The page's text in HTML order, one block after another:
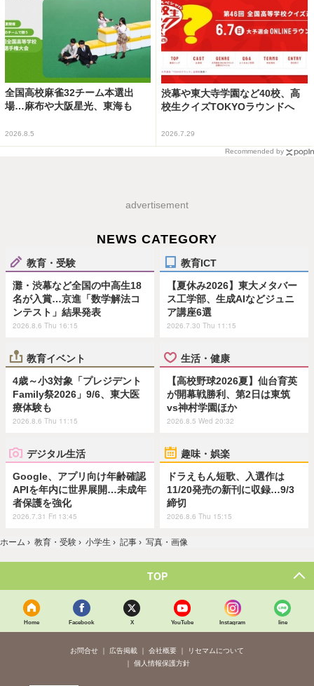
全国高校麻雀32チーム本選出
場…麻布や大阪星光、東海も
2026.8.5
渋幕や東大寺学園など40校、高
校生クイズTOKYOラウンドへ
2026.7.29
Recommended by
advertisement
NEWS CATEGORY
教育・受験
灘・渋幕など全国の中高生18
名が入賞…京進「数学解法コ
ンテスト」結果発表
2026.8.6 Thu 16:15
教育ICT
【夏休み2026】東大メタバー
ス工学部、生成AIなどジュニ
ア講座6選
2026.7.30 Thu 11:15
教育イベント
4歳～小3対象「プレジデント
Family祭2026」9/6、東大医
療体験も
2026.8.6 Thu 11:15
生活・健康
【高校野球2026夏】仙台育英
が開幕戦勝利、第2日は東筑
vs神村学園ほか
2026.8.5 Wed 20:32
デジタル生活
Google、アプリ向け年齢確認
APIを年内に世界展開…未成年
者保護を強化
2026.7.31 Fri 13:45
趣味・娯楽
ドラえもん短歌、入選作は
11/20発売の新刊に収録…9/3
締切
2026.8.6 Thu 15:15
ホーム › 教育・受験 › 小学生 › 記事 › 写真・画像
TOP
Home Facebook X YouTube Instagram line
お問合せ 広告掲載 会社概要
リセマムについて
個人情報保護方針